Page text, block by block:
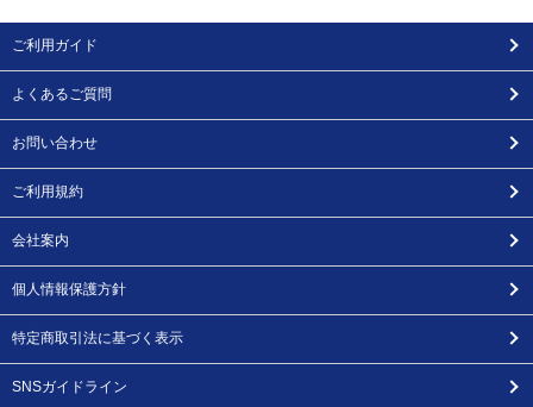
ご利用ガイド
よくあるご質問
お問い合わせ
ご利用規約
会社案内
個人情報保護方針
特定商取引法に基づく表示
SNSガイドライン